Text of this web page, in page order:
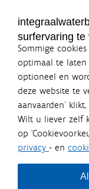
LOGIN VEREIST
surfervaring te
Sommige
optimaal te laten
optioneel en
deze website te
aanvaarden’
Wilt u liever zelf
op
privacy - en
officiële
overheid
uitgegeven
Waterbeleid
De
bestuursniveaus die
waterbedrijven